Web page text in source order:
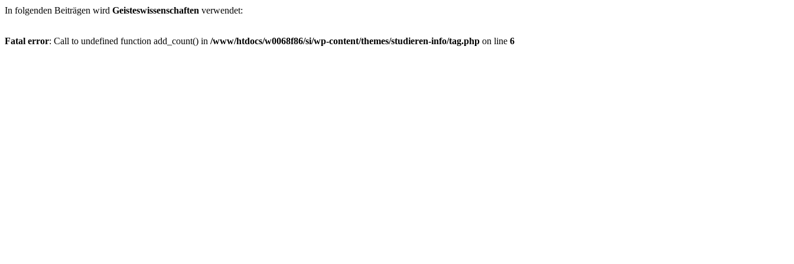
In folgenden Beiträgen wird Geisteswissenschaften verwendet:
Fatal error: Call to undefined function add_count() in /www/htdocs/w0068f86/si/wp-content/themes/studieren-info/tag.php on line 6